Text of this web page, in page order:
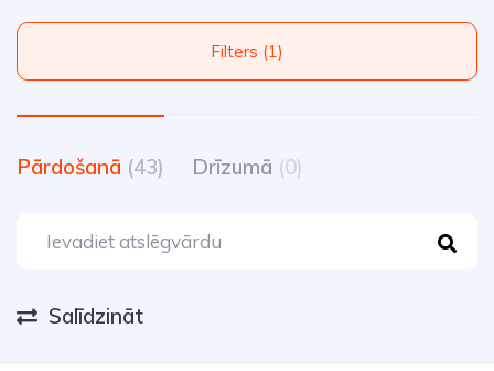
Filters (1)
Pārdošanā (43) Drīzumā (0)
Salīdzināt